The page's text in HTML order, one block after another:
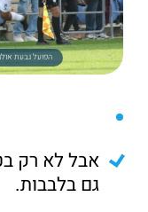
הפועל גבעת
אבל לא רק
גם בלבבות.